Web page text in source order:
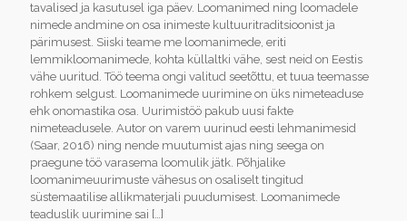
tavalised ja kasutusel iga päev. Loomanimed ning loomadele
nimede andmine on osa inimeste kultuuritraditsioonist ja
pärimusest. Siiski teame me loomanimede, eriti
lemmikloomanimede, kohta küllaltki vähe, sest neid on Eestis
vähe uuritud. Töö teema ongi valitud seetõttu, et tuua teemasse
rohkem selgust. Loomanimede uurimine on üks nimeteaduse
ehk onomastika osa. Uurimistöö pakub uusi fakte
nimeteadusele. Autor on varem uurinud eesti lehmanimesid
(Saar, 2016) ning nende muutumist ajas ning seega on
praegune töö varasema loomulik jätk. Põhjalike
loomanimeuurimuste vähesus on osaliselt tingitud
süstemaatilise allikmaterjali puudumisest. Loomanimede
teaduslik uurimine sai […]